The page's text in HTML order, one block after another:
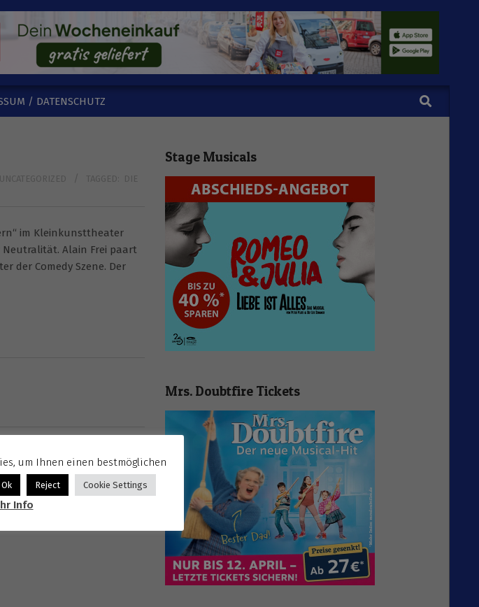
/ DATENSCHUTZ Search
UNCATEGORIZED TAGGED:
DIE
im Kleinkunsttheater
Neutralität. Alain Frei paart
der Comedy Szene. Der
Stage Musicals
Mrs. Doubtfire Tickets
um Ihnen einen bestmöglichen
Ok Reject Cookie Settings
Info